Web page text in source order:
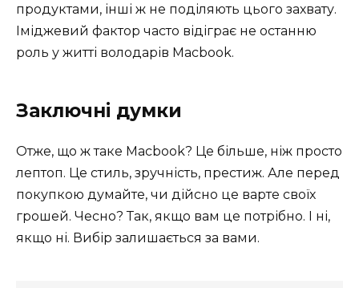
продуктами, інші ж не поділяють цього захвату.
Іміджевий фактор часто відіграє не останню
роль у житті володарів Macbook.
Заключні думки
Отже, що ж таке Macbook? Це більше, ніж просто
лептоп. Це стиль, зручність, престиж. Але перед
покупкою думайте, чи дійсно це варте своїх
грошей. Чесно? Так, якщо вам це потрібно. І ні,
якщо ні. Вибір залишається за вами.